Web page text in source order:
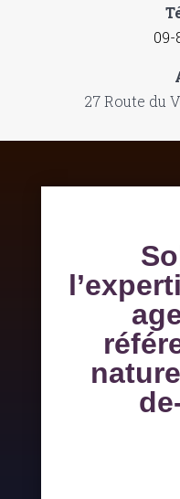
09-
27 Route du